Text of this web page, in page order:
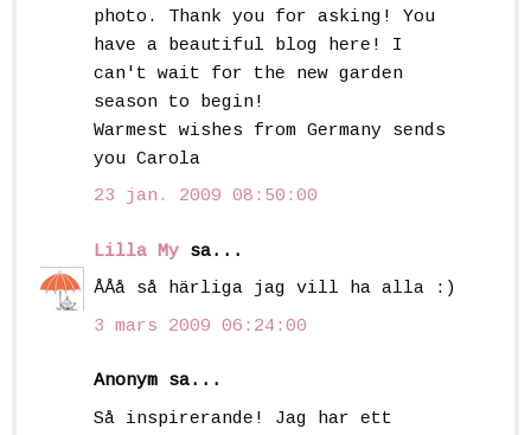
photo. Thank you for asking! You
have a beautiful blog here! I
can't wait for the new garden
season to begin!
Warmest wishes from Germany sends
you Carola
23 jan. 2009 08:50:00
Lilla My sa...
ÅÅå så härliga jag vill ha alla :)
3 mars 2009 06:24:00
Anonym sa...
Så inspirerande! Jag har ett